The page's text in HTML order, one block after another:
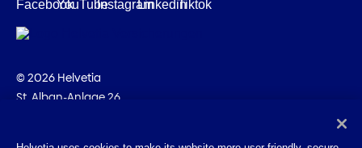
© 2026 Helvetia
St. Alban-Anlage 26